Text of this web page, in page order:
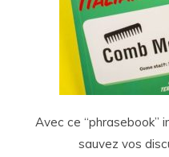
Avec ce “phrasebook”
sauvez vos